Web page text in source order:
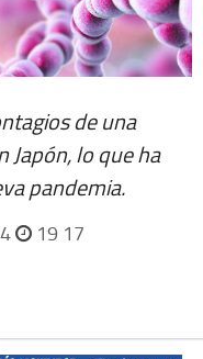
de una
Japón, lo que ha
pandemia.
19 17